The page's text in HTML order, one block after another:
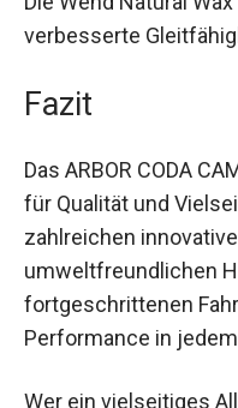
solide Leistungen. Die
Das ARBOR CODA
steht für Qualität und
zahlreichen
umweltfreundlichen
fortgeschrittenen